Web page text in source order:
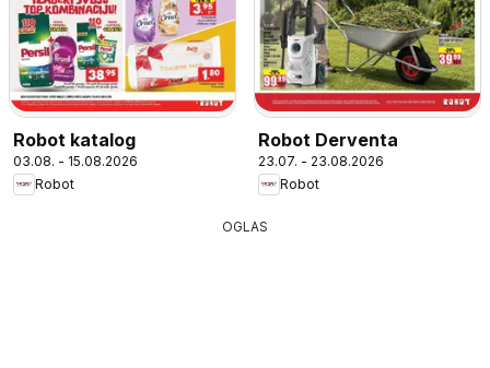
Robot katalog
03.08. - 15.08.2026
Robot
Robot Derventa
23.07. - 23.08.2026
Robot
OGLAS